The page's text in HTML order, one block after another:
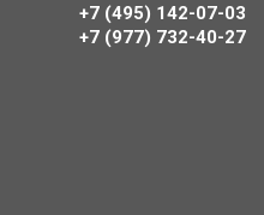
+7 (495) 142-07-03
‎‎+7 (977) 732-40-27